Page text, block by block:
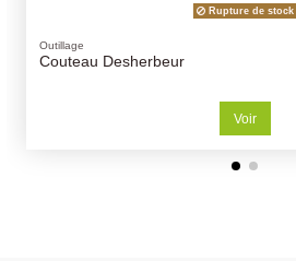
Rupture de stock
Outillage
Couteau Desherbeur
Voir